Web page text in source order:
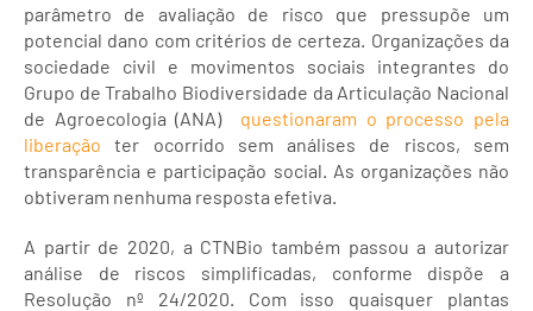
parâmetro de avaliação de risco que pressupõe um
potencial dano com critérios de certeza. Organizações da
sociedade civil e movimentos sociais integrantes do
Grupo de Trabalho Biodiversidade da Articulação Nacional
de Agroecologia (ANA) questionaram o processo pela
liberação ter ocorrido sem análises de riscos, sem
transparência e participação social. As organizações não
obtiveram nenhuma resposta efetiva.
A partir de 2020, a CTNBio também passou a autorizar
análise de riscos simplificadas, conforme dispõe a
Resolução nº 24/2020. Com isso quaisquer plantas